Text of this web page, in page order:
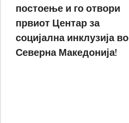
постоење и го отвори
првиот Центар за
социјална инклузија во
Северна Македонија!